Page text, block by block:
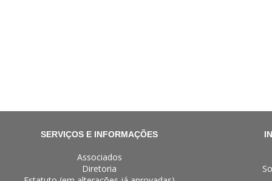
SERVIÇOS E INFORMAÇÕES
Associados
Diretoria